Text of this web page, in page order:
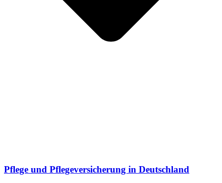
Pflege und Pflegeversicherung in Deutschland